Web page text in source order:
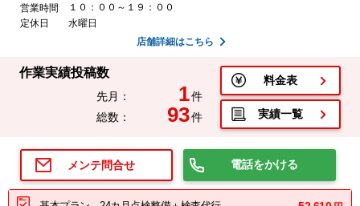
営業時間
１０：００～１９：００
定休日
水曜日
店舗詳細はこちら
作業実績投稿数
先月： 1件
総数：
93件
料金表
実績一覧
メンテ問合せ 電話をかける